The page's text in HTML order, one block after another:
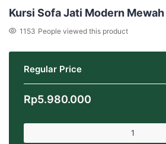
Kursi Sofa Jati Modern
1153 People viewed this product
Regular Price
Rp5.980.000